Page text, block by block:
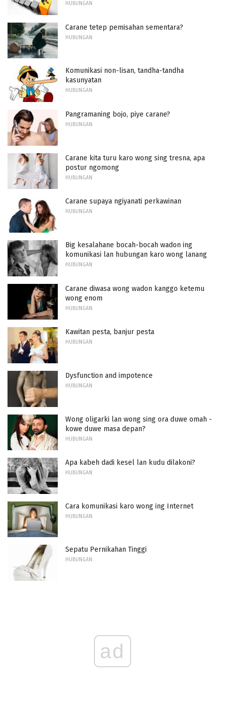
HUBUNGAN
Carane tetep pemisahan sementara?
HUBUNGAN
Komunikasi non-lisan, tandha-tandha
kasunyatan
HUBUNGAN
Pangramaning bojo, piye carane?
HUBUNGAN
Carane kita turu karo wong sing tresna, apa
postur ngomong
HUBUNGAN
Carane supaya ngiyanati perkawinan
HUBUNGAN
Big kesalahane bocah-bocah wadon ing
komunikasi lan hubungan karo wong lanang
HUBUNGAN
Carane diwasa wong wadon kanggo ketemu
wong enom
HUBUNGAN
Kawitan pesta, banjur pesta
HUBUNGAN
Dysfunction and impotence
HUBUNGAN
Wong oligarki lan wong sing ora duwe omah -
kowe duwe masa depan?
HUBUNGAN
Apa kabeh dadi kesel lan kudu dilakoni?
HUBUNGAN
Cara komunikasi karo wong ing Internet
HUBUNGAN
Sepatu Pernikahan Tinggi
HUBUNGAN
ad